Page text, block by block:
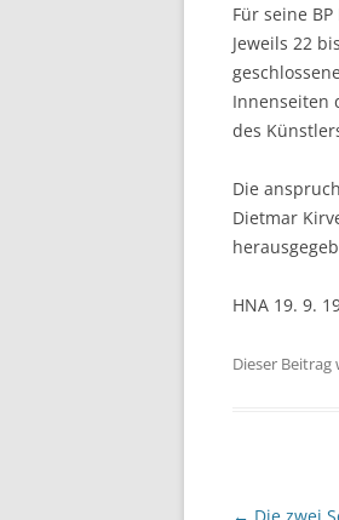
Für seine
Jeweils 22
Innenseiten
des
Die
Dietmar
HNA 19. 9.
Dieser Beitrag